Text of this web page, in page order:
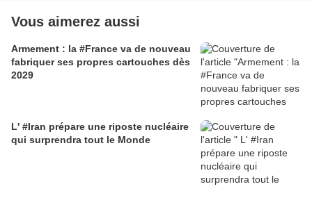
Vous aimerez aussi
Armement : la #France va de nouveau
fabriquer ses propres cartouches dès
2029
L' #Iran prépare une riposte nucléaire
qui surprendra tout le Monde